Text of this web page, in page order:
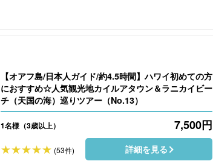
【オアフ島/日本人ガイド/約4.5時間】ハワイ初めての方
におすすめ☆人気観光地カイルアタウン＆ラニカイビー
チ（天国の海）巡りツアー（No.13）
1名様（3歳以上） 7,500円
(53件) 詳細を見る